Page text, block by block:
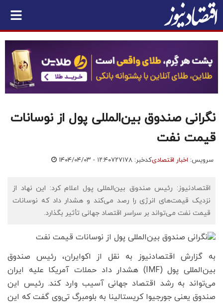
نگرانی صندوق بین‌المللی پول از نوسانات
قیمت نفت
سرویس: اخبار اقتصادیکدخبر: ۷۲۷۱۷۸ ۱۴۰۴/۰۴/۰۳ - ۱۲:۴۰
اقتصادنیوز: رئیس صندوق بین‌المللی پول اعلام کرد: این نهاد از
نزدیک قیمت‌های انرژی را رصد می‌کند و هشدار داد که نوسانات
قیمت نفت می‌تواند بر سراسر اقتصاد جهانی تأثیر بگذارد.
به گزارش اقتصادنیوز به نقل از اکوایران، رئیس صندوق
بین‌المللی پول (IMF) هشدار داد حملات آمریکا علیه ایران
می‌تواند به رشد اقتصاد جهانی آسیب وارد کند. رئیس این
صندوق یعنی جورجیوا کریستالینا به بلومبرگ تی‌وی گفت که این